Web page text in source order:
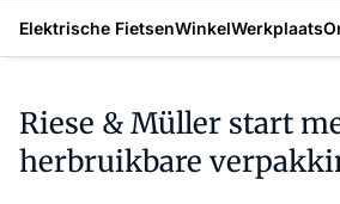
Elektrische FietsenWinkelWerkplaats
Riese & Müller start
herbruikbare